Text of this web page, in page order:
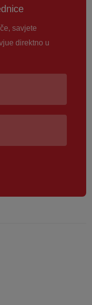
savjete
direktno u